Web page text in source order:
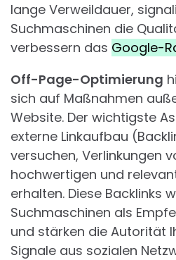
lange Verweildauer,
Suchmaschinen die
verbessern das Google-
Off-Page-Optimierung
sich auf Maßnahmen
Website. Der wichtigste
externe Linkaufbau
versuchen, Verlinkungen
hochwertigen und
erhalten. Diese Backlinks
Suchmaschinen als
und stärken die Autorität
Signale aus sozialen